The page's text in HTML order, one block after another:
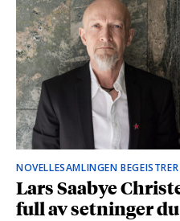
NOVELLESAMLINGEN BEGEISTRER
Lars Saabye
full av setninger